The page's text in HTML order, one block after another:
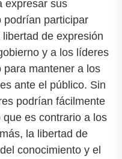
expresar sus
podrían participar
de expresión
y a los líderes
mantener a los
ante el público. Sin
podrían fácilmente
es contrario a los
la libertad de
conocimiento y el